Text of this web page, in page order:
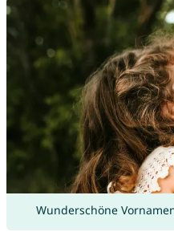
Wunderschöne